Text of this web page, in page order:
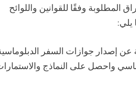
وفقًا للقوانين واللوائح
يلي:
عن إصدار جوازات السفر
واحصل على النماذج